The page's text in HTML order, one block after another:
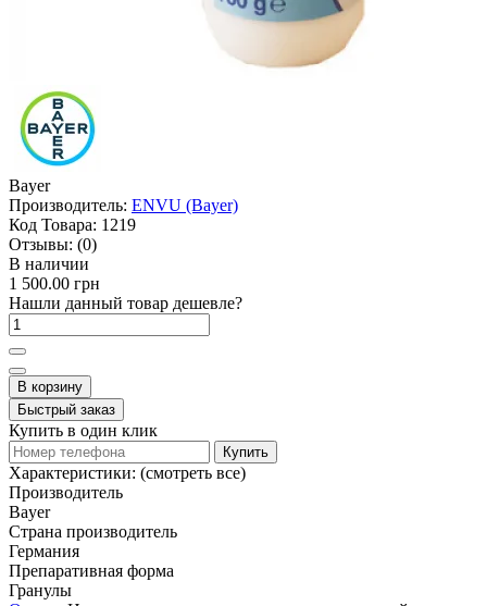
Bayer
Производитель: ENVU (Bayer)
Код Товара: 1219
Отзывы: (0)
В наличии
1 500.00 грн
Нашли данный товар дешевле?
В корзину
Быстрый заказ
Купить в один клик
Купить
Характеристики: (смотреть все)
Производитель
Bayer
Страна производитель
Германия
Препаративная форма
Гранулы